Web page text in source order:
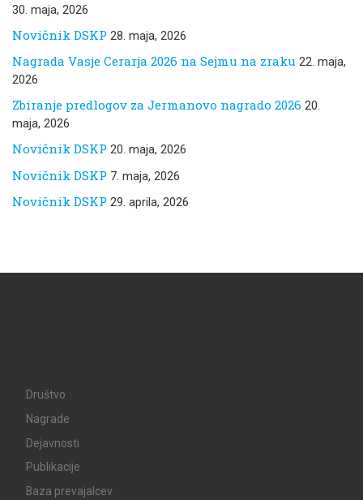
30. maja, 2026
Novičnik DSKP 28. maja, 2026
Nagrada Vasje Cerarja 2026 na Sejmu na zraku 22. maja,
2026
Zbiranje predlogov za Jermanovo nagrado 2026 20.
maja, 2026
Novičnik DSKP 20. maja, 2026
Novičnik DSKP 7. maja, 2026
Novičnik DSKP 29. aprila, 2026
Društvo
Nagrade
Dejavnosti
Publikacije
Baza prevajalcev